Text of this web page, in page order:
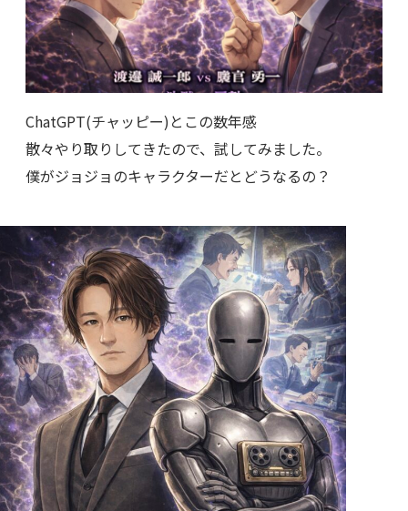
ChatGPT(チャッピー)とこの数年感
散々やり取りしてきたので、試してみました。
僕がジョジョのキャラクターだとどうなるの？